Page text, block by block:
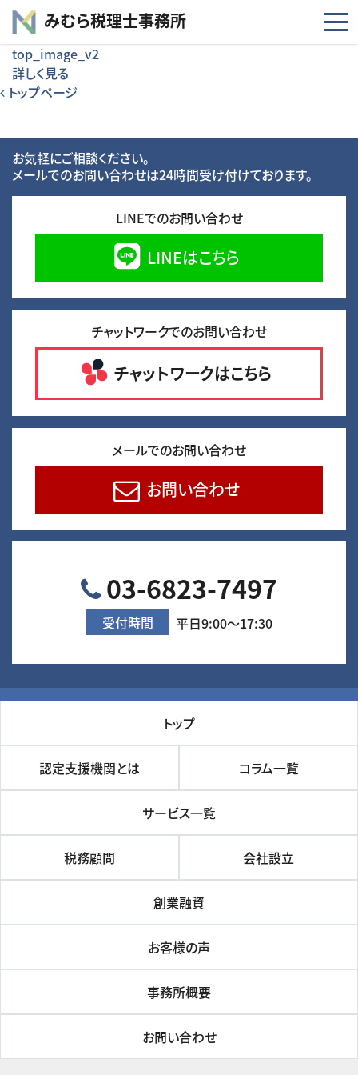
コンテンツへスキップ
みむら税理士事務所
top_image_v2
詳しく見る
投稿ナビゲーション
トップページ
お気軽にご相談ください。
メールでのお問い合わせは24時間受け付けております。
LINEでのお問い合わせ
LINEはこちら
チャットワークでのお問い合わせ
チャットワークはこちら
メールでのお問い合わせ
お問い合わせ
03-6823-7497
受付時間 平日9:00～17:30
トップ
認定支援機関とは コラム一覧
サービス一覧
税務顧問 会社設立
創業融資
お客様の声
事務所概要
お問い合わせ